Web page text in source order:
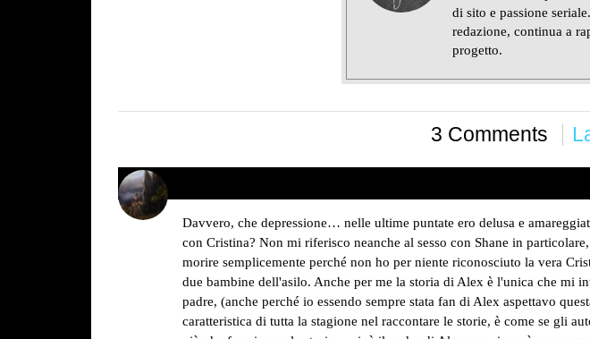
di sito e passione
redazione, continua a
progetto.
3 Comments
Davvero, che depressione… nelle ultime puntate ero delusa e
con Cristina? Non mi riferisco neanche al sesso con Shane in
morire semplicemente perché non ho per niente riconosciuto la vera
due bambine dell'asilo. Anche per me la storia di Alex è l'unica che mi
padre, (anche perché io essendo sempre stata fan di Alex aspettavo
caratteristica di tutta la stagione nel raccontare le storie, è come se gli